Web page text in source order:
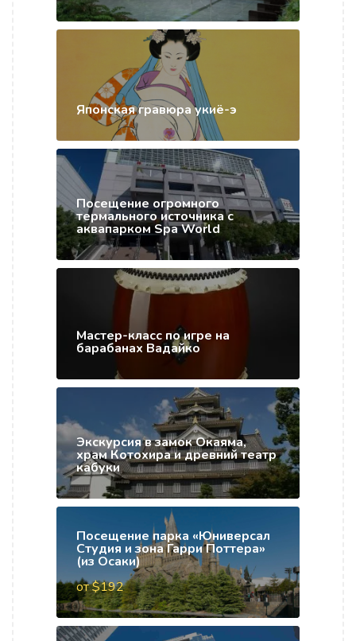
Японская гравюра укиё-э
Посещение огромного
термального источника с
аквапарком Spa World
Мастер-класс по игре на
барабанах Вадайко
Экскурсия в замок Окаяма,
храм Котохира и древний театр
кабуки
Посещение парка «Юниверсал
Студия и зона Гарри Поттера»
(из Осаки)
от $192